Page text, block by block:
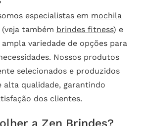
especialistas em mochila
também brindes fitness) e
variedade de opções para
Nossos produtos
selecionados e produzidos
alta qualidade, garantindo
dos clientes.